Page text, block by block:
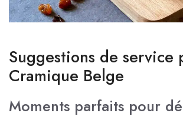
Suggestions de service
Cramique Belge
Moments parfaits pour